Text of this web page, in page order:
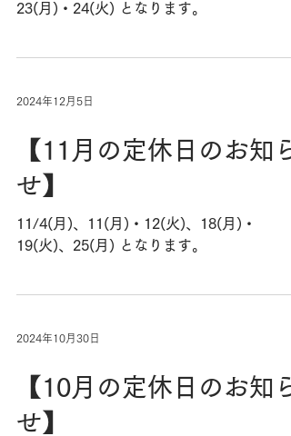
23(月)・24(火) ​となります。
2024年12月5日
【11月の定休日のお知ら
せ】
11/4(月)、11(月)・12(火)、18(月)・
19(火)、25(月) ​となります。
2024年10月30日
【10月の定休日のお知ら
せ】